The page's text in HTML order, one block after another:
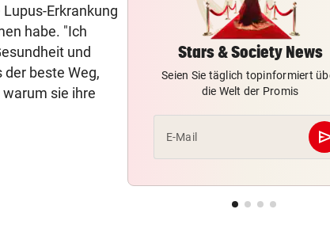
Erkrankung
habe. "Ich
und
beste Weg,
sie ihre
SCHLÜSSEL IM PKW
Dreijähriger Bub wurde aus
heißem Auto gerettet
„BACKROOMS“
BEI WOLFURTTROPHY vor
Stars & Society News
Seien Sie täglich topinformiert
die Welt der Promis
E-Mail